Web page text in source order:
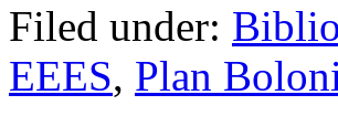
Filed under:
EEES, Plan